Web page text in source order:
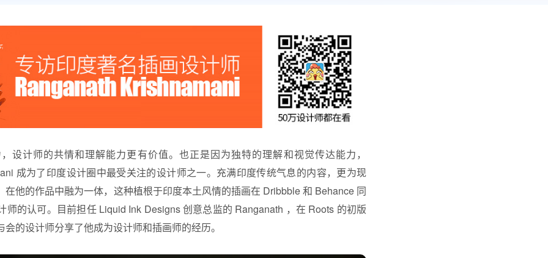
设计师的共情和理解能力更有价值。也正是因为独特的理解和视觉传达能力，
成为了印度设计圈中最受关注的设计师之一。充满印度传统气息的内容，更为现
在他的作品中融为一体，这种植根于印度本土风情的插画在 Dribbble 和 Behance 同
师的认可。目前担任 Liquid Ink Designs 创意总监的 Ranganath ，在 Roots 的初版
的设计师分享了他成为设计师和插画师的经历。